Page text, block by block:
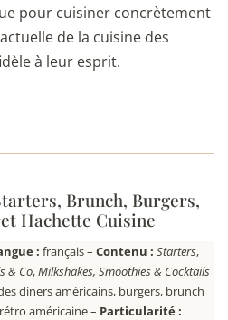
pour cuisiner concrètement
de la cuisine des
à leur esprit.
Brunch, Burgers,
Hachette Cuisine
: français – Contenu : Starters,
& Co,Milkshakes, Smoothies & Cocktails
diners américains, burgers, brunch
américaine – Particularité :